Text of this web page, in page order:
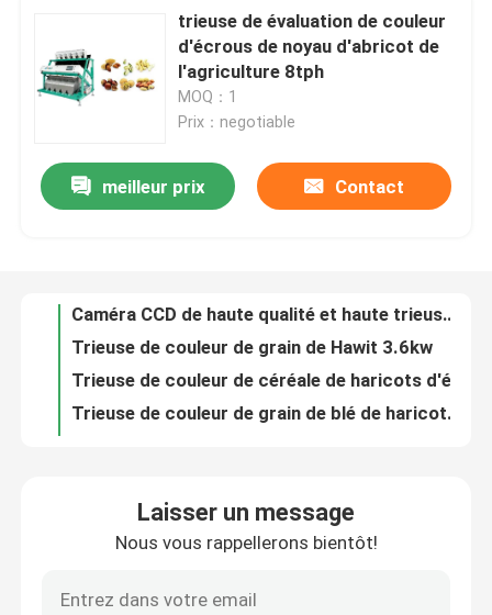
Produits
Visite d'usine
Contactez-nous
Trieuse de couleur de riz
trieuse de couleur de grain
trieuse de évaluation de couleur
d'écrous de noyau d'abricot de
l'agriculture 8tph
MOQ：1
Prix：negotiable
meilleur prix Contact
Caméra CCD de haute qualité et haute trieuse de couleur de riz de source lumineuse de LED
Trieuses optiques de la gloire 5 de Hawit
Machine de trieuse de couleur de grain d'orge
Laisser un message
Nous vous rappellerons bientôt!